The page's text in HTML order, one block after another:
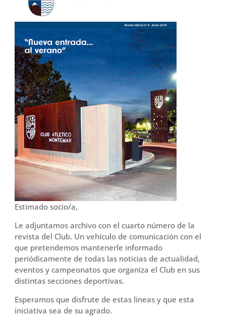
Estimado socio/a,
Le adjuntamos archivo con el cuarto número de la
revista del Club. Un vehículo de comunicación con el
que pretendemos mantenerle informado
periódicamente de todas las noticias de actualidad,
eventos y campeonatos que organiza el Club en sus
distintas secciones deportivas.
Esperamos que disfrute de estas líneas y que esta
iniciativa sea de su agrado.